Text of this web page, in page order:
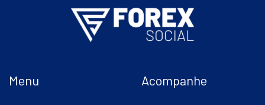
Menu Acompanhe